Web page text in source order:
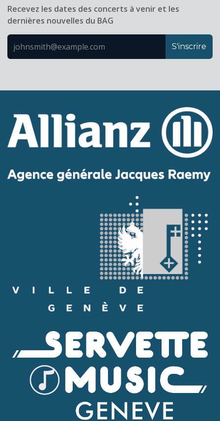
Recevez les dates des concerts à venir et les
dernières nouvelles du BAG
S'inscrire